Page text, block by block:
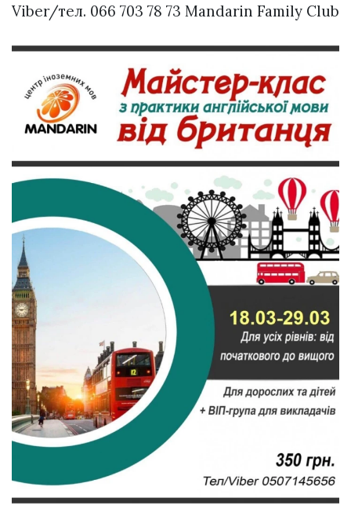
Viber/тел. 066 703 78 73 Mandarin Family Club